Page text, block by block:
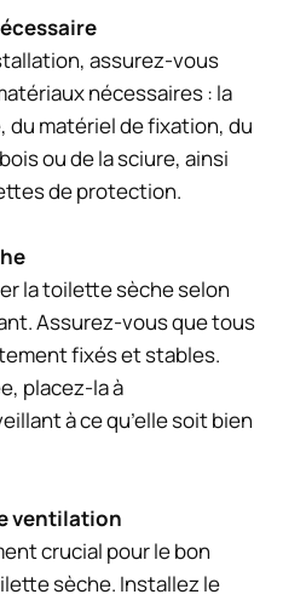
assurez-vous
nécessaires : la
matériel de fixation, du
ou de la sciure, ainsi
de protection.
la toilette sèche selon
Assurez-vous que tous
fixés et stables.
placez-la à
à ce qu’elle soit bien
ventilation
crucial pour le bon
sèche. Installez le